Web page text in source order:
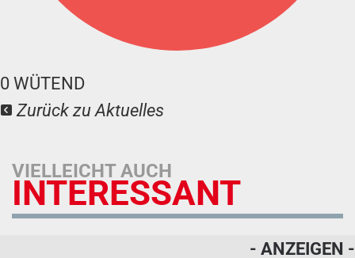
0 WÜTEND
Zurück zu Aktuelles
VIELLEICHT AUCH
INTERESSANT
- ANZEIGEN -